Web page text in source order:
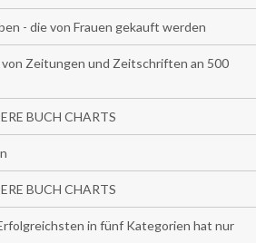
- die von Frauen gekauft werden
von Zeitungen und Zeitschriften an 500
BUCH CHARTS
BUCH CHARTS
in fünf Kategorien hat nur